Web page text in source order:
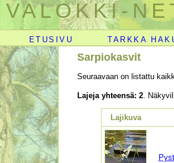
VALOKKI-
ETUSIVU TARKKA
Sarpiokasvit
Seuraavaan on listattu
Lajeja yhteensä: 2 .
Lajikuva